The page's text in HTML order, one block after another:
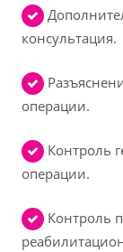
консультация.
операции.
Контроль
операции.
Контроль